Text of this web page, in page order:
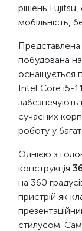
рішень
мобільність,
побудована
оснащується
Intel Core i5-
забезпечують
сучасних
роботу у
Однією з
конструкція
на 360
пристрій як
стилусом.